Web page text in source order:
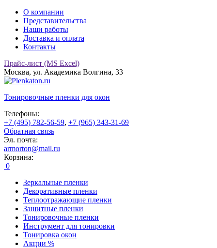
О компании
Представительства
Наши работы
Доставка и оплата
Контакты
Прайс-лист (MS Excel)
Москва, ул. Академика Волгина, 33
Тонировочные пленки для окон
Телефоны:
+7 (495) 782-56-59, +7 (965) 343-31-69
Обратная связь
Эл. почта:
armorton@mail.ru
Корзина:
0
Зеркальные пленки
Декоративные пленки
Теплоотражающие пленки
Защитные пленки
Тонировочные пленки
Инструмент для тонировки
Тонировка окон
Акции %